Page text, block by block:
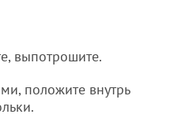
выпотрошите.
положите внутрь